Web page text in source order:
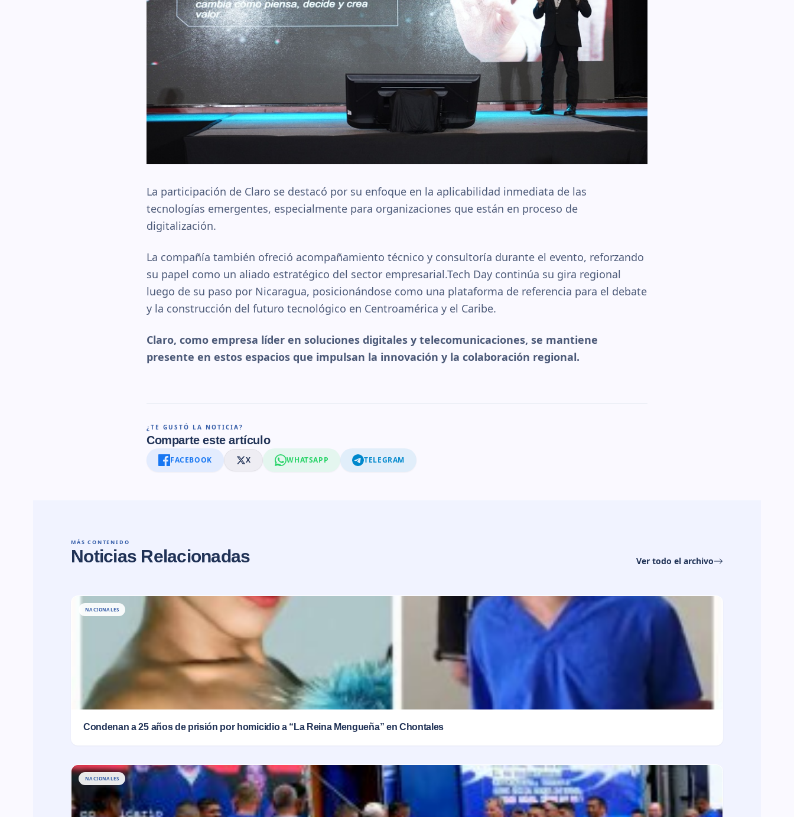
La participación de Claro se destacó por su enfoque en la aplicabilidad inmediata de las
tecnologías emergentes, especialmente para organizaciones que están en proceso de
digitalización.
La compañía también ofreció acompañamiento técnico y consultoría durante el evento, reforzando
su papel como un aliado estratégico del sector empresarial.Tech Day continúa su gira regional
luego de su paso por Nicaragua, posicionándose como una plataforma de referencia para el debate
y la construcción del futuro tecnológico en Centroamérica y el Caribe.
Claro, como empresa líder en soluciones digitales y telecomunicaciones, se mantiene
presente en estos espacios que impulsan la innovación y la colaboración regional.
¿TE GUSTÓ LA NOTICIA?
Comparte este artículo
FACEBOOK X WHATSAPP TELEGRAM
MÁS CONTENIDO
Noticias Relacionadas Ver todo el archivo
NACIONALES
Condenan a 25 años de prisión por homicidio a “La Reina Mengueña” en Chontales
NACIONALES